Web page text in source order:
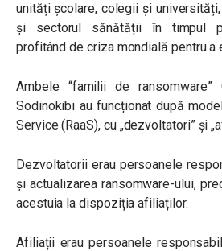
unități școlare, colegii și
și sectorul sănătății în timpul
profitând de criza mondială pentru a
Ambele “familii de
Sodinokibi au funcționat după
Service (RaaS), cu „dezvoltatori” și
Dezvoltatorii erau persoanele
și actualizarea ransomware-ului,
acestuia la dispoziția afiliaților.
Afiliații erau persoanele